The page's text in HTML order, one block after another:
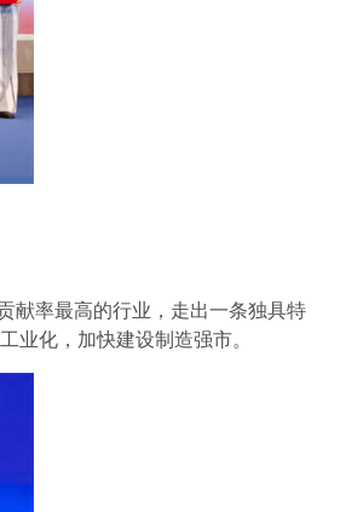
率最高的行业，走出一条独具特
业化，加快建设制造强市。